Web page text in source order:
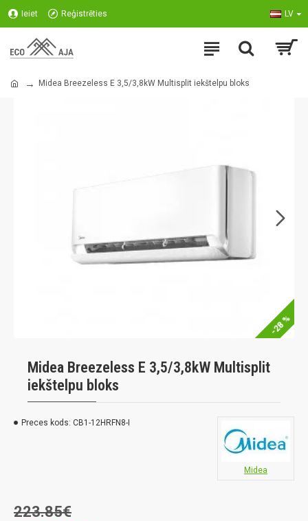
Ieiet Reģistrēties LV
Midea Breezeless E 3,5/3,8kW Multisplit iekštelpu bloks
-28 %
Midea Breezeless E 3,5/3,8kW Multisplit
iekštelpu bloks
Preces kods: CB1-12HRFN8-I
Midea
223.85€